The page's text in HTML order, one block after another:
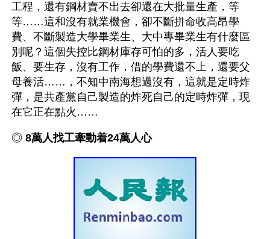
工程，還有鋼材賣不出去卻還在大批量生產，等
等……這和沒有就業機會，卻不斷拼命收高昂學
費、不斷製造大學畢業生、大中專畢業生有什麼區
別呢？這個失控比鋼材庫存可怕的多，活人要吃
飯、要生存，沒有工作，借的學費還不上，還要父
母養活……，不知中南海想過沒有，這就是定時炸
彈，是共產黨自己製造的炸死自己的定時炸彈，現
在它正在點火……
◎ 8萬人找工牽動着24萬人心